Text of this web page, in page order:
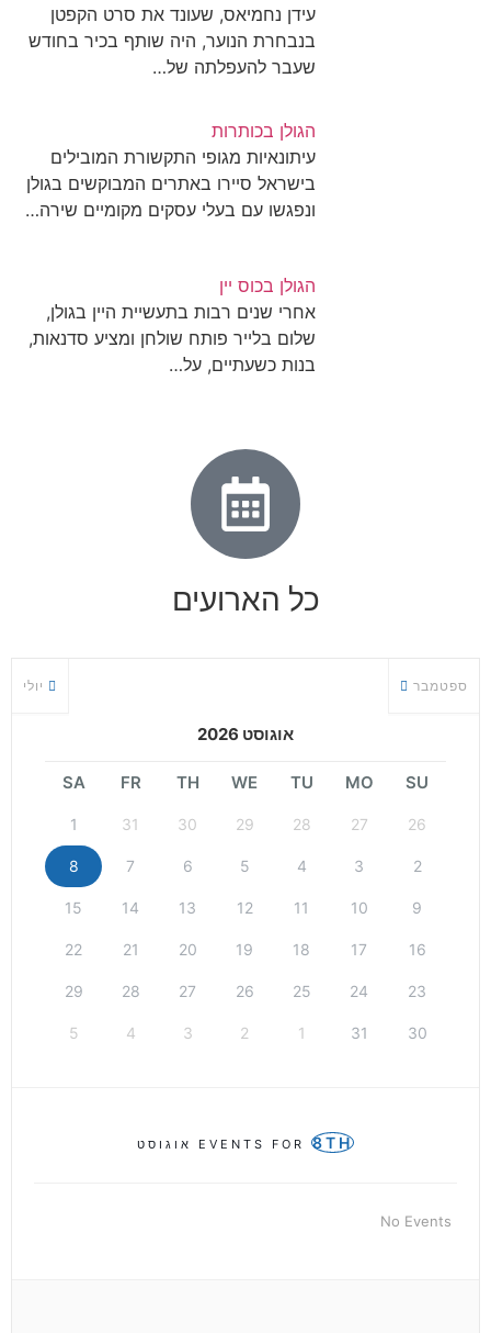
עידן נחמיאס, שעונד את סרט הקפטן
בנבחרת הנוער, היה שותף בכיר בחודש
שעבר להעפלתה של…
הגולן בכותרות
עיתונאיות מגופי התקשורת המובילים
בישראל סיירו באתרים המבוקשים בגולן
ונפגשו עם בעלי עסקים מקומיים שירה…
הגולן בכוס יין
אחרי שנים רבות בתעשיית היין בגולן,
שלום בלייר פותח שולחן ומציע סדנאות,
בנות כשעתיים, על…
כל הארועים
יולי
אוגוסט 2026
ספטמבר
SU
MO
TU
WE
TH
FR
SA
26
27
28
29
30
31
1
2
3
4
5
6
7
8
9
10
11
12
13
14
15
16
17
18
19
20
21
22
23
24
25
26
27
28
29
30
31
1
2
3
4
5
EVENTS FOR 8TH אוגוסט
No Events